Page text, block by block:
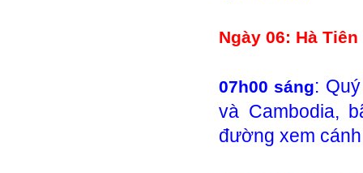
Ngày 06: Hà
07h00 sáng:
và Cambodia,
đường xem